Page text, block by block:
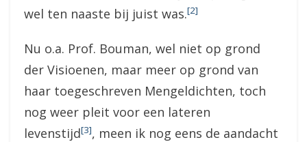
wel ten naaste bij juist was.[2]
Nu o.a. Prof. Bouman, wel niet op grond
der Visioenen, maar meer op grond van
haar toegeschreven Mengeldichten, toch
nog weer pleit voor een lateren
levenstijd[3], meen ik nog eens de aandacht